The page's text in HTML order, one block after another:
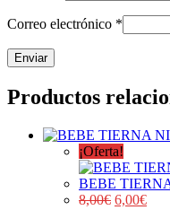
Correo electrónico *
Productos
¡Oferta!
BEBE
8,00€ 6,00€